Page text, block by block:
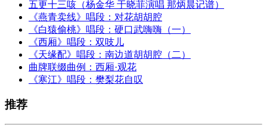
五更十三咳（杨金华 于晓菲演唱 那炳晨记谱）
《燕青卖线》唱段：对花胡胡腔
《白猿偷桃》唱段：硬口武嗨嗨（一）
《西厢》唱段：双吱儿
《天缘配》唱段：南边道胡胡腔（二）
曲牌联缀曲例：西厢·观花
《寒江》唱段：樊梨花自叹
推荐